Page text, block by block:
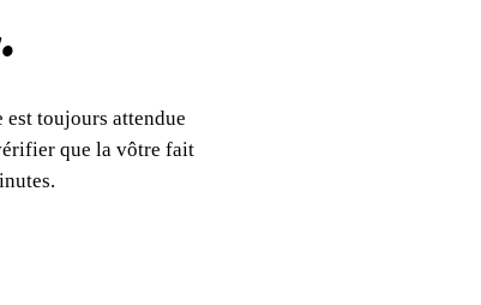
toujours attendue
que la vôtre fait